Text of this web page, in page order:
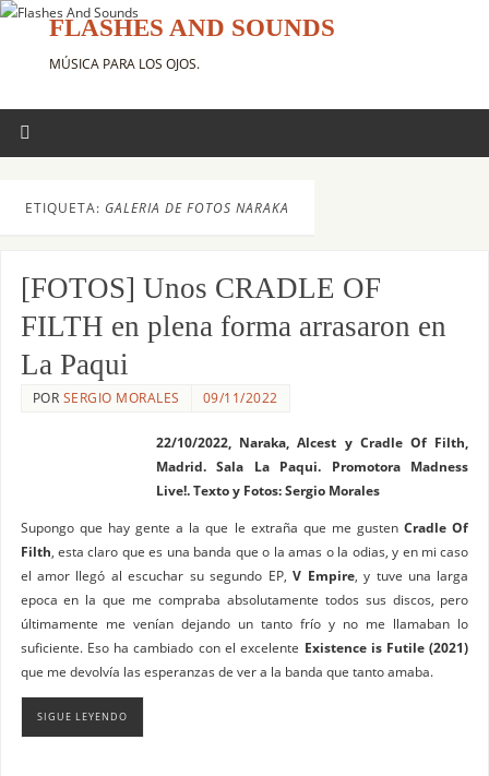
FLASHES AND SOUNDS
MÚSICA PARA LOS OJOS.
ETIQUETA: GALERIA DE FOTOS NARAKA
[FOTOS] Unos CRADLE OF
FILTH en plena forma arrasaron en
La Paqui
POR SERGIO MORALES 09/11/2022
22/10/2022, Naraka, Alcest y Cradle Of Filth,
Madrid. Sala La Paqui. Promotora Madness
Live!. Texto y Fotos: Sergio Morales
Supongo que hay gente a la que le extraña que me gustenCradle Of
Filth , esta claro que es una banda que o la amas o la odias, y en mi caso
el amor llegó al escuchar su segundo EP,V Empire, y tuve una larga
epoca en la que me compraba absolutamente todos sus discos, pero
últimamente me venían dejando un tanto frío y no me llamaban lo
suficiente. Eso ha cambiado con el excelente Existence is Futile (2021)
que me devolvía las esperanzas de ver a la banda que tanto amaba.
SIGUE LEYENDO